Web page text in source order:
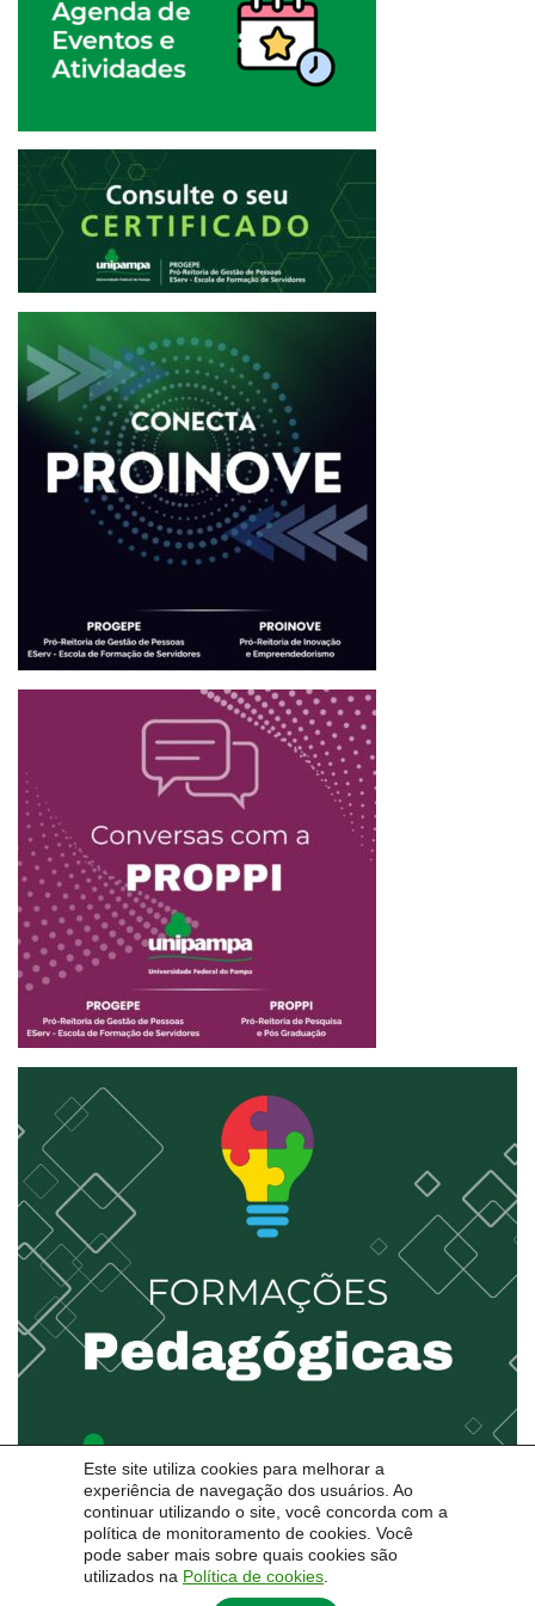
Este site utiliza cookies para melhorar a
experiência de navegação dos usuários. Ao
continuar utilizando o site, você concorda com a
política de monitoramento de cookies. Você
pode saber mais sobre quais cookies são
utilizados na Política de cookies